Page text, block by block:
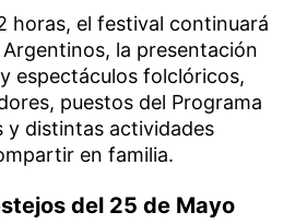
horas, el festival continuará
la presentación
espectáculos folclóricos,
puestos del Programa
y distintas actividades
en familia.
del 25 de Mayo